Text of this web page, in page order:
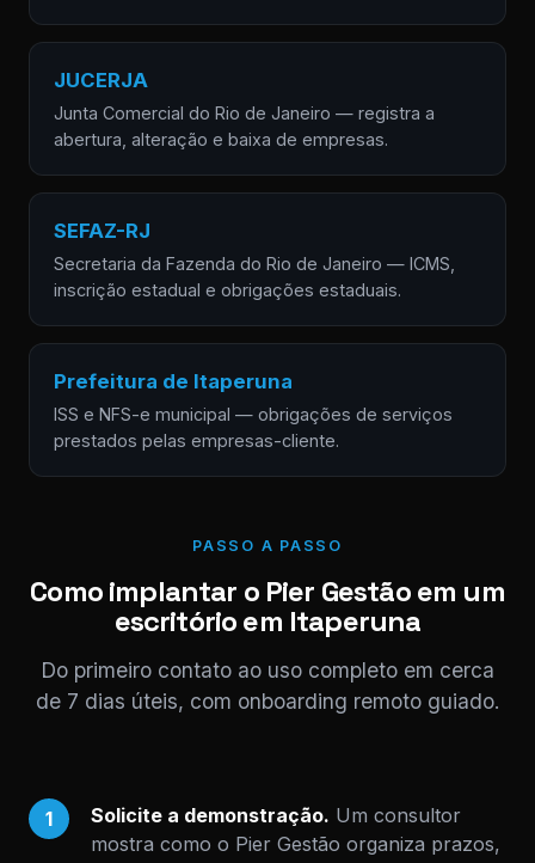
JUCERJA
Junta Comercial do Rio de Janeiro — registra a
abertura, alteração e baixa de empresas.
SEFAZ-RJ
Secretaria da Fazenda do Rio de Janeiro — ICMS,
inscrição estadual e obrigações estaduais.
Prefeitura de Itaperuna
ISS e NFS-e municipal — obrigações de serviços
prestados pelas empresas-cliente.
PASSO A PASSO
Como implantar o Pier Gestão em um
escritório em Itaperuna
Do primeiro contato ao uso completo em cerca
de 7 dias úteis, com onboarding remoto guiado.
1 Solicite a demonstração. Um consultor
mostra como o Pier Gestão organiza prazos,